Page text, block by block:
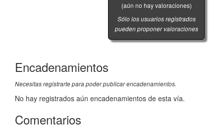
(aún no hay valoraciones)
Sólo los usuarios registrados
pueden proponer valoraciones
Encadenamientos
Necesitas registrarte para poder publicar encadenamientos.
No hay registrados aún encadenamientos de esta vía.
Comentarios